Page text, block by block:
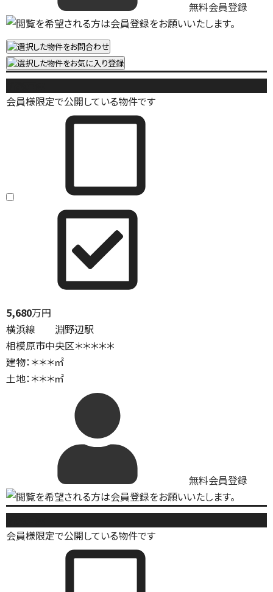
無料会員登録
会員様限定で公開している物件です
5,680万円
横浜線 淵野辺駅
相模原市中央区＊＊＊＊＊
建物：＊＊＊㎡
土地：＊＊＊㎡
無料会員登録
会員様限定で公開している物件です